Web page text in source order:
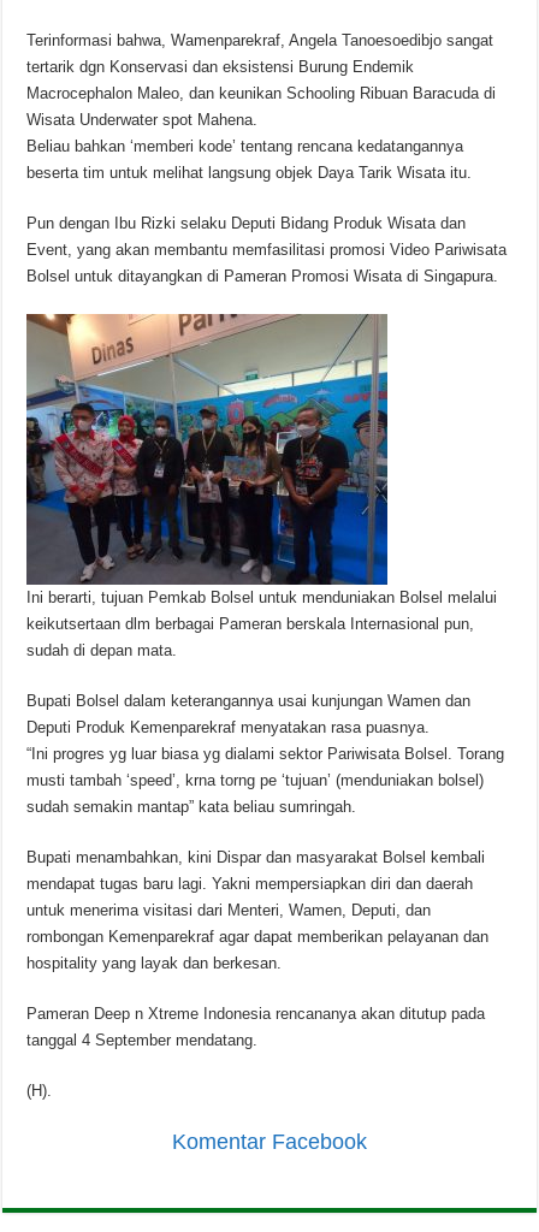
Terinformasi bahwa, Wamenparekraf, Angela Tanoesoedibjo sangat
tertarik dgn Konservasi dan eksistensi Burung Endemik
Macrocephalon Maleo, dan keunikan Schooling Ribuan Baracuda di
Wisata Underwater spot Mahena.
Beliau bahkan ‘memberi kode’ tentang rencana kedatangannya
beserta tim untuk melihat langsung objek Daya Tarik Wisata itu.
Pun dengan Ibu Rizki selaku Deputi Bidang Produk Wisata dan
Event, yang akan membantu memfasilitasi promosi Video Pariwisata
Bolsel untuk ditayangkan di Pameran Promosi Wisata di Singapura.
Ini berarti, tujuan Pemkab Bolsel untuk menduniakan Bolsel melalui
keikutsertaan dlm berbagai Pameran berskala Internasional pun,
sudah di depan mata.
Bupati Bolsel dalam keterangannya usai kunjungan Wamen dan
Deputi Produk Kemenparekraf menyatakan rasa puasnya.
“Ini progres yg luar biasa yg dialami sektor Pariwisata Bolsel. Torang
musti tambah ‘speed’, krna torng pe ‘tujuan’ (menduniakan bolsel)
sudah semakin mantap” kata beliau sumringah.
Bupati menambahkan, kini Dispar dan masyarakat Bolsel kembali
mendapat tugas baru lagi. Yakni mempersiapkan diri dan daerah
untuk menerima visitasi dari Menteri, Wamen, Deputi, dan
rombongan Kemenparekraf agar dapat memberikan pelayanan dan
hospitality yang layak dan berkesan.
Pameran Deep n Xtreme Indonesia rencananya akan ditutup pada
tanggal 4 September mendatang.
(H).
Komentar Facebook